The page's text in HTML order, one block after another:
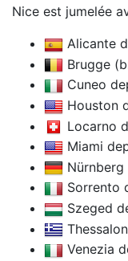
Nice est jumelée
Alicante
Brugge
Cuneo
Houston
Locarno
Miami
Sorrento
Szeged
Venezia